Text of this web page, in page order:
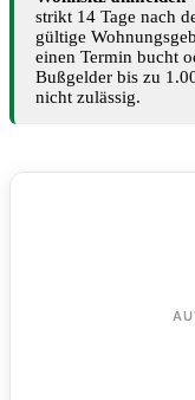
strikt 14 Tage nach
gültige
einen Termin bucht
Bußgelder bis zu
nicht zulässig.